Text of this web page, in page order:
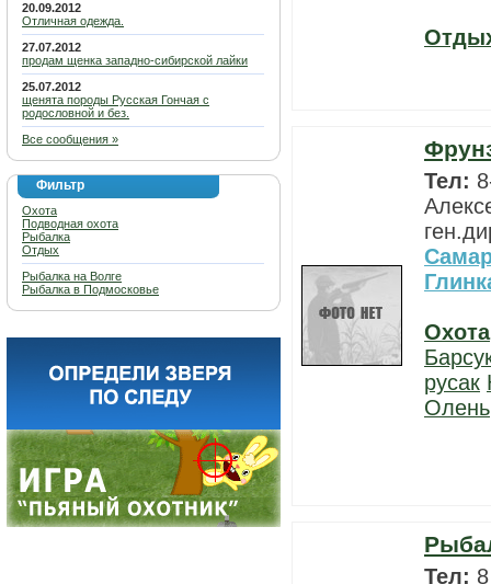
20.09.2012
Отличная одежда.
27.07.2012
продам щенка западно-сибирской лайки
25.07.2012
щенята породы Русская Гончая с
родословной и без.
Все сообщения »
Фильтр
Охота
Подводная охота
Рыбалка
Отдых
Рыбалка на Волге
Рыбалка в Подмосковье
Тел:
Охота
русак
Олень
Тел: